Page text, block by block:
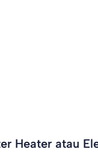
Heater atau